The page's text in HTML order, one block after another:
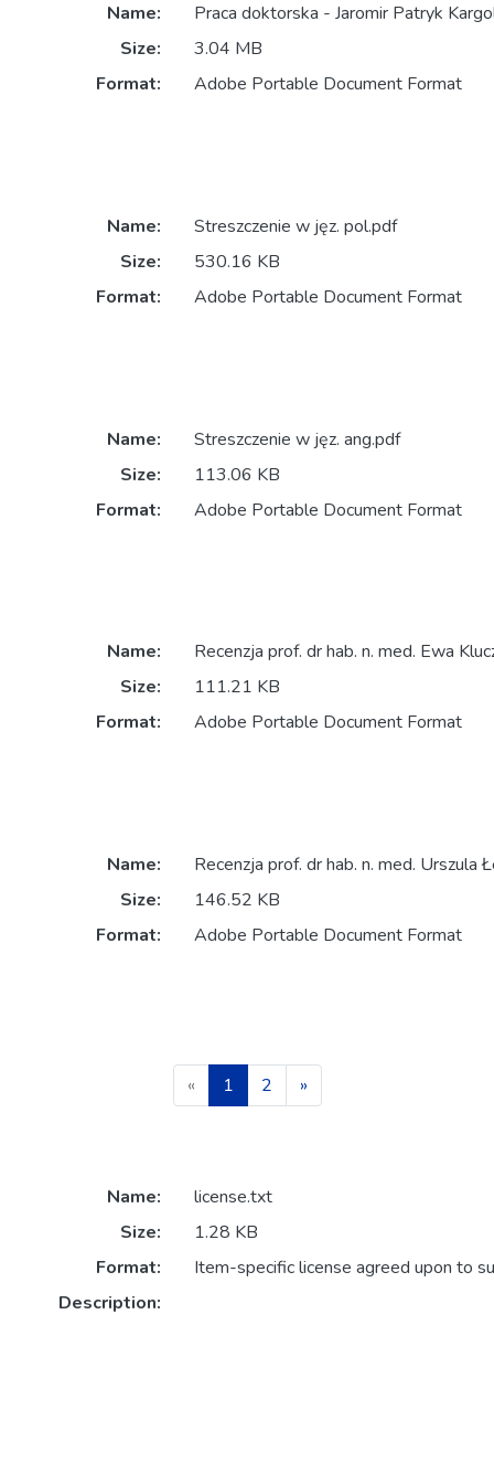
Name:
Praca doktorska - Jaromir Patryk
Size:
3.04 MB
Format:
Adobe Portable Document Format
Name:
Streszczenie w jęz. pol.pdf
Size:
530.16 KB
Format:
Adobe Portable Document Format
Name:
Streszczenie w jęz. ang.pdf
Size:
113.06 KB
Format:
Adobe Portable Document Format
Name:
Recenzja prof. dr hab. n. med. Ewa
Size:
111.21 KB
Format:
Adobe Portable Document Format
Name:
Recenzja prof. dr hab. n. med. Urszula
Size:
146.52 KB
Format:
Adobe Portable Document Format
« 1(current)
2 »
Name:
license.txt
Size:
1.28 KB
Format:
Item-specific license agreed upon to
Description: